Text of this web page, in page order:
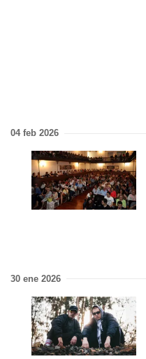
04 feb 2026
30 ene 2026